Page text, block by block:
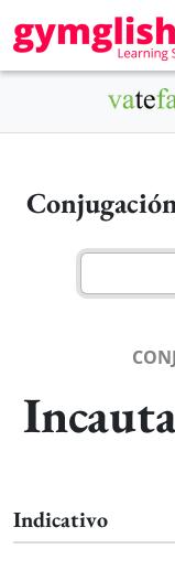
Indicativo